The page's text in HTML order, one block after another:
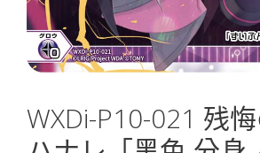
WXDi-P10-021 残